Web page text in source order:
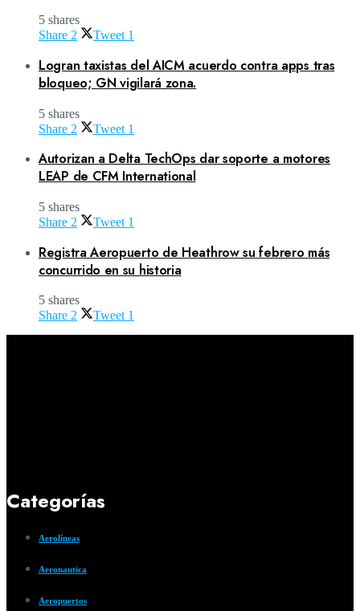
5 shares
Share 2 Tweet 1
Logran taxistas del AICM acuerdo contra apps tras
bloqueo; GN vigilará zona.
5 shares
Share 2 Tweet 1
Autorizan a Delta TechOps dar soporte a motores
LEAP de CFM International
5 shares
Share 2 Tweet 1
Registra Aeropuerto de Heathrow su febrero más
concurrido en su historia
5 shares
Share 2 Tweet 1
Categorías
Aerolíneas
Aeronautica
Aeropuertos